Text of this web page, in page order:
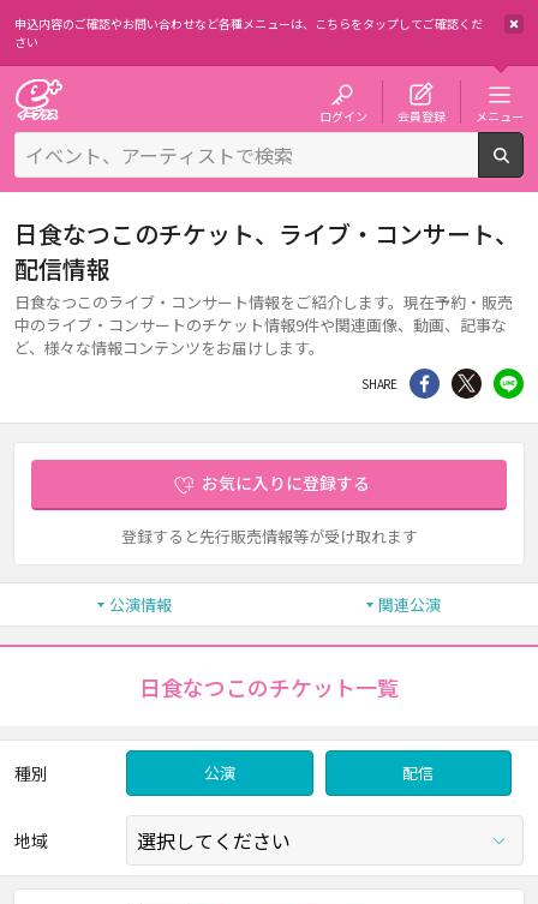
申込内容のご確認やお問い合わせなど各種メニューは、 こちらをタップしてご確認くだ
さい
ログイン 会員登録 メニュー
日食なつこのチケット、ライブ・コンサート、
配信情報
日食なつこのライブ・コンサート情報をご紹介します。現在予約・販売
中のライブ・コンサートのチケット情報9件や関連画像、動画、記事な
ど、様々な情報コンテンツをお届けします。
SHARE シェア Twitter
お気に入りに登録する
登録すると先行販売情報等が受け取れます
公演情報 関連公演
日食なつこのチケット一覧
種別 公演 配信
地域